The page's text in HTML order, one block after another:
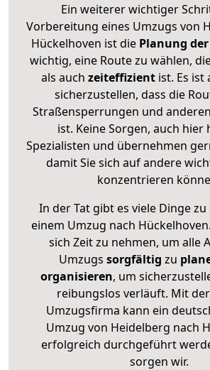
Ein weiterer wichtiger
Vorbereitung eines Umzugs von
Hückelhoven ist die Planung
wichtig, eine Route zu wählen,
als auch zeiteffizientist. Es ist
sicherzustellen, dass die
Straßensperrungen und
ist. Keine Sorgen, auch hier
Spezialisten und übernehmen
damit Sie sich auf andere
konzentrieren
In der Tat gibt es viele Dinge
einem Umzug nach
sich Zeit zu nehmen, um alle
Umzugs sorgfältig zu
organisieren, um
reibungslos verläuft. Mit
Umzugsfirma kann ein
Umzug von Heidelberg nach
erfolgreich durchgeführt
sorgen wir.